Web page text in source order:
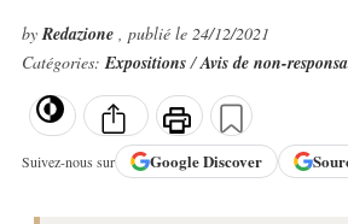
byRedazione , publié le 24/12/2021
Catégories:Expositions/Avis de non-
Suivez-nous sur GoogleDiscover